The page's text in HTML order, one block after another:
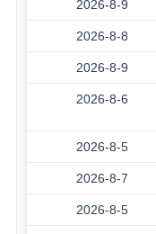
2026-8-9
2026-8-8
2026-8-9
2026-8-6
2026-8-5
2026-8-7
2026-8-5